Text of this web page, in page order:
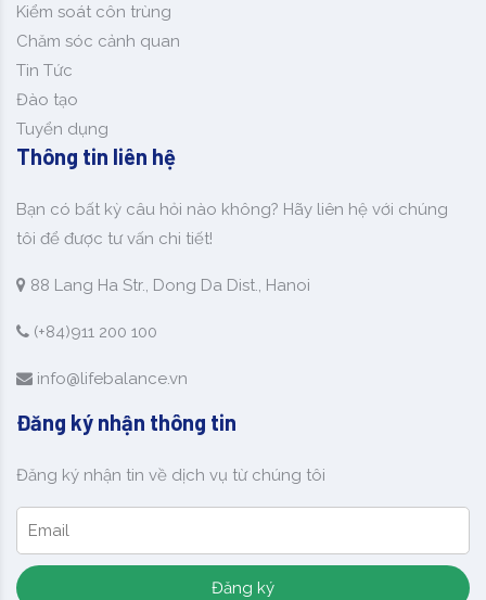
Kiểm soát côn trùng
Chăm sóc cảnh quan
Tin Tức
Đào tạo
Tuyển dụng
Thông tin liên hệ
Bạn có bất kỳ câu hỏi nào không? Hãy liên hệ với chúng
tôi để được tư vấn chi tiết!
88 Lang Ha Str., Dong Da Dist., Hanoi
(+84)911 200 100
info@lifebalance.vn
Đăng ký nhận thông tin
Đăng ký nhận tin về dịch vụ từ chúng tôi
Đăng ký